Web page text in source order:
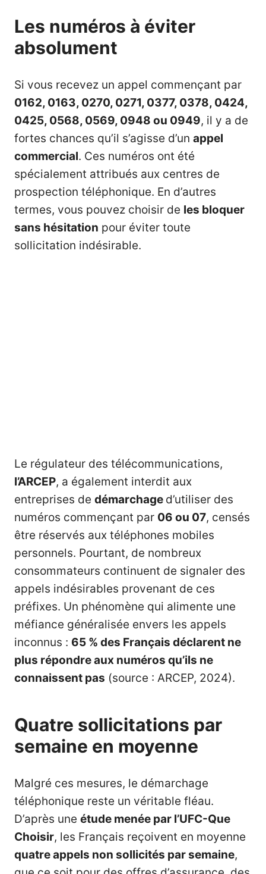
Les numéros à éviter
absolument
Si vous recevez un appel commençant par
0162, 0163, 0270, 0271, 0377, 0378, 0424,
0425, 0568, 0569, 0948 ou 0949, il y a de
fortes chances qu’il s’agisse d’un appel
commercial. Ces numéros ont été
spécialement attribués aux centres de
prospection téléphonique. En d’autres
termes, vous pouvez choisir de les bloquer
sans hésitation pour éviter toute
sollicitation indésirable.
Le régulateur des télécommunications,
l’ARCEP, a également interdit aux
entreprises de démarchage d’utiliser des
numéros commençant par 06 ou 07, censés
être réservés aux téléphones mobiles
personnels. Pourtant, de nombreux
consommateurs continuent de signaler des
appels indésirables provenant de ces
préfixes. Un phénomène qui alimente une
méfiance généralisée envers les appels
inconnus : 65 % des Français déclarent ne
plus répondre aux numéros qu’ils ne
connaissent pas (source : ARCEP, 2024).
Quatre sollicitations par
semaine en moyenne
Malgré ces mesures, le démarchage
téléphonique reste un véritable fléau.
D’après une étude menée par l’UFC-Que
Choisir, les Français reçoivent en moyenne
quatre appels non sollicités par semaine,